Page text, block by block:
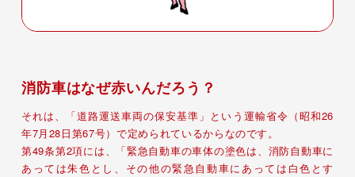
消防車はなぜ赤いんだろう？
それは、「道路運送車両の保安基準」という運輸省令（昭和26
年7月28日第67号）で定められているからなのです。
第49条第2項には、「緊急自動車の車体の塗色は、消防自動車に
あっては朱色とし、その他の緊急自動車にあっては白色とす